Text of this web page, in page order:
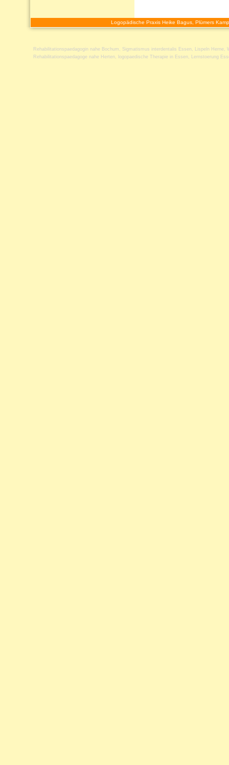
Logopädische Praxis Heike Bagus, Plümers
Rehabilitationspaedagogin nahe Bochum , Sigmatismus interdentalis Essen , Lispeln Herne ,
Rehabilitationspaedagoge nahe Herten , logopaedische Therapie in Essen , Lernstoerung